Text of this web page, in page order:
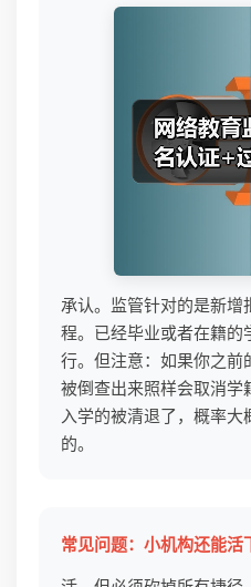
承认。监管针对的是新增
程。已经毕业或者在籍的
行。但注意：如果你之前
被倒查出来照样会取消
入学的被清退了，概率
的。
常见问题：小机构还能活